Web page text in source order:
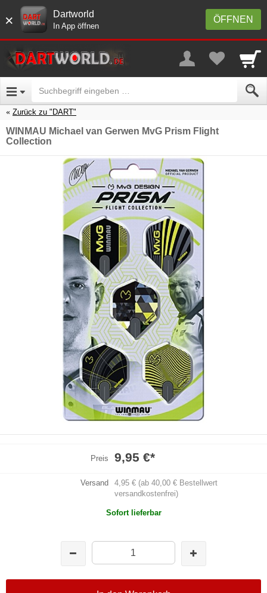
× ÖFFNEN
Dartworld
In App öffnen
Zurück zu "DART"
WINMAU Michael van Gerwen MvG Prism Flight
Collection
Preis 9,95 €*
Versand
4,95 € (ab 40,00 € Bestellwert
versandkostenfrei)
Sofort lieferbar